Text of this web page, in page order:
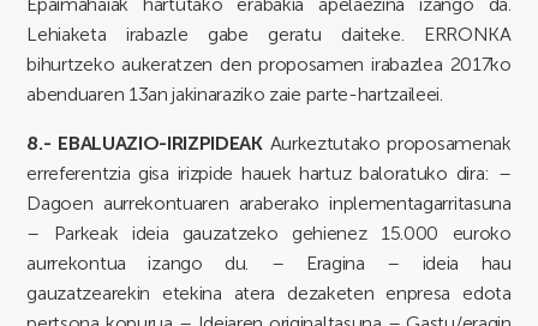
Epaimahaiak hartutako erabakia apelaezina izango da.
Lehiaketa irabazle gabe geratu daiteke. ERRONKA
bihurtzeko aukeratzen den proposamen irabazlea 2017ko
abenduaren 13an jakinaraziko zaie parte-hartzaileei.
8.- EBALUAZIO-IRIZPIDEAKAurkeztutako proposamenak
erreferentzia gisa irizpide hauek hartuz baloratuko dira: –
Dagoen aurrekontuaren araberako inplementagarritasuna
– Parkeak ideia gauzatzeko gehienez 15.000 euroko
aurrekontua izango du. – Eragina – ideia hau
gauzatzearekin etekina atera dezaketen enpresa edota